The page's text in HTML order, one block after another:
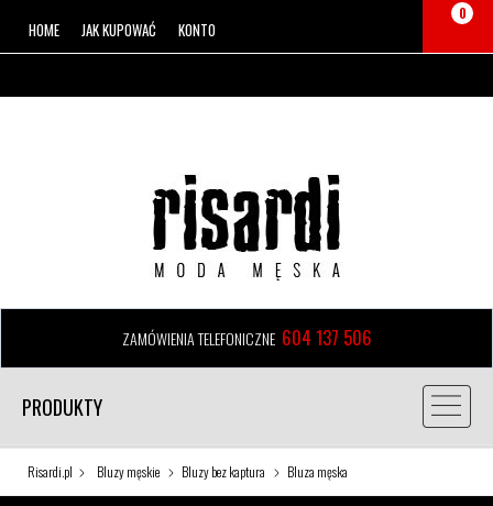
HOME JAK KUPOWAĆ KONTO
0
ZAMÓWIENIA TELEFONICZNE 604 137 506
PRODUKTY
Risardi.pl Bluzy męskie Bluzy bez kaptura Bluza męska